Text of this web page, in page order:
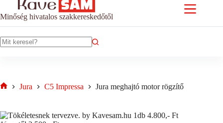
Minőség hivatalos szakkereskedőtől
Jura C5 Impressa Jura meghajtó motor rögzítő